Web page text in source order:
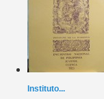
Instituto...